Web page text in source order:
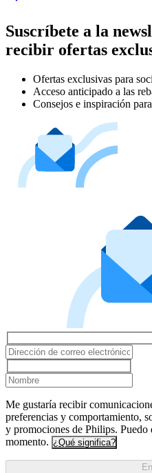
Suscríbete a la
recibir ofertas
Ofertas exclusivas para
Acceso anticipado a las
Consejos e inspiración
Me gustaría recibir
preferencias y comportamiento,
y promociones de Philips. Puedo
momento. ¿Qué significa?